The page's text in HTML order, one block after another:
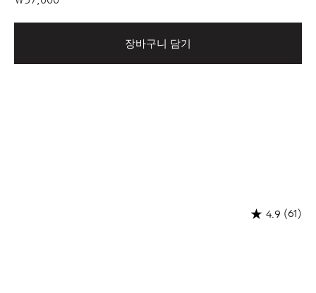
장바구니 담기
4.9 (61)